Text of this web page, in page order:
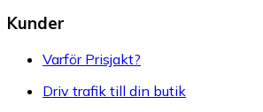
Kunder
Varför Prisjakt?
Driv trafik till din butik